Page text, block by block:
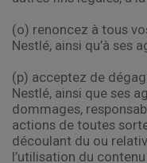
(o) renoncez à tous
Nestlé, ainsi qu’à ses
(p) acceptez de
Nestlé, ainsi que ses
dommages,
actions de toutes
découlant du ou
l’utilisation du